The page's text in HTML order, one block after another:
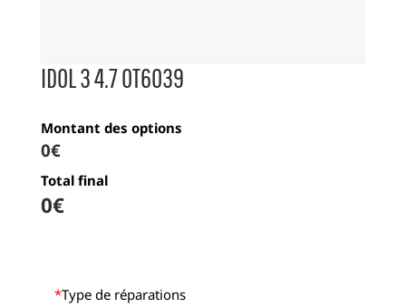
IDOL 3 4.7 OT6039
Montant des options
0€
Total final
0€
*Type de réparations